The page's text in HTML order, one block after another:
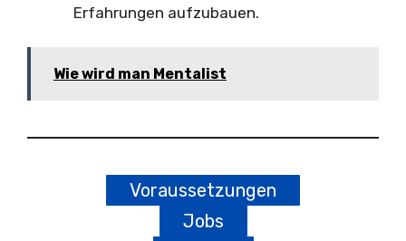
Erfahrungen aufzubauen.
Wie wird man Mentalist
Voraussetzungen
Jobs